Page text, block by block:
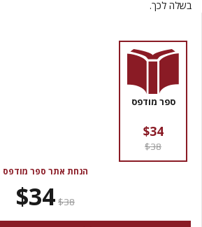
בשלה לכך.
ספר מודפס
$34
$38
הנחת אתר ספר מודפס
$38
$34